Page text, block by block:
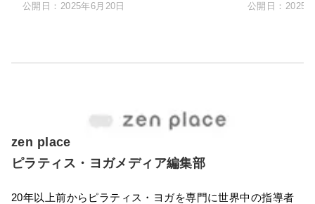
公開日： 2025年6月20日 公開日： 2025
zen place
ピラティス・ヨガメディア編集部
20年以上前からピラティス・ヨガを専門に世界中の指導者